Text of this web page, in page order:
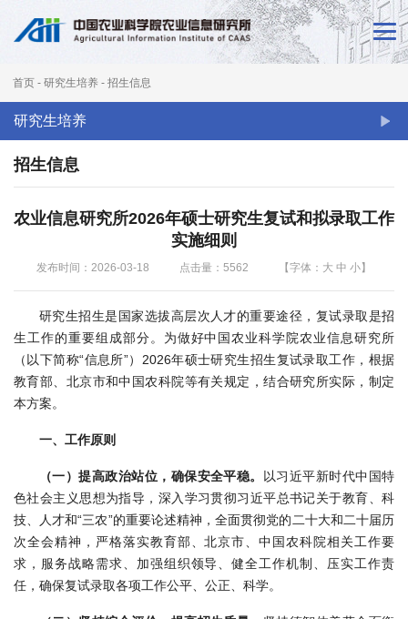
动
况
科
究
成
果
首页 - 研究生培养 - 招生信息
研究生培养
招生信息
农业信息研究所2026年硕士研究生复试和拟录取工作
实施细则
发布时间：2026-03-18 点击量： 5562 【字体： 大 中 小】
研究生招生是国家选拔高层次人才的重要途径，复试录取是招
生工作的重要组成部分。为做好中国农业科学院农业信息研究所
（以下简称“信息所”）2026年硕士研究生招生复试录取工作，根据
教育部、北京市和中国农科院等有关规定，结合研究所实际，制定
本方案。
一、工作原则
（一）提高政治站位，确保安全平稳。
以习近平新时代中国特
色社会主义思想为指导，深入学习贯彻习近平总书记关于教育、科
技、人才和“三农”的重要论述精神，全面贯彻党的二十大和二十届历
次全会精神，严格落实教育部、北京市、中国农科院相关工作要
求，服务战略需求、加强组织领导、健全工作机制、压实工作责
任，确保复试录取各项工作公平、公正、科学。